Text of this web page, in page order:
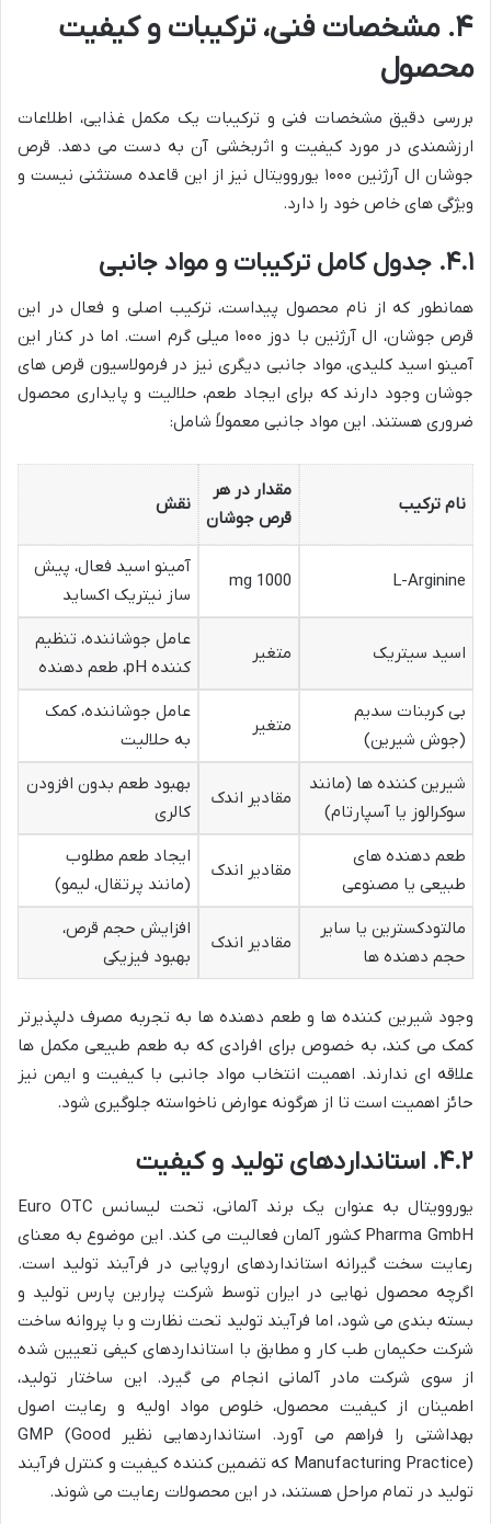
۴. مشخصات فنی، ترکیبات و کیفیت
محصول
بررسی دقیق مشخصات فنی و ترکیبات یک مکمل غذایی، اطلاعات
ارزشمندی در مورد کیفیت و اثربخشی آن به دست می دهد. قرص
جوشان ال آرژنین ۱۰۰۰ یوروویتال نیز از این قاعده مستثنی نیست و
ویژگی های خاص خود را دارد.
۴.۱. جدول کامل ترکیبات و مواد جانبی
همانطور که از نام محصول پیداست، ترکیب اصلی و فعال در این
قرص جوشان، ال آرژنین با دوز ۱۰۰۰ میلی گرم است. اما در کنار این
آمینو اسید کلیدی، مواد جانبی دیگری نیز در فرمولاسیون قرص های
جوشان وجود دارند که برای ایجاد طعم، حلالیت و پایداری محصول
ضروری هستند. این مواد جانبی معمولاً شامل:
نام ترکیب
مقدار در هر
قرص جوشان
نقش
L-Arginine
1000 mg
آمینو اسید فعال، پیش
ساز نیتریک اکساید
اسید سیتریک متغیر
عامل جوشاننده، تنظیم
کننده pH، طعم دهنده
بی کربنات سدیم
(جوش شیرین)
متغیر
عامل جوشاننده، کمک
به حلالیت
شیرین کننده ها (مانند
سوکرالوز یا آسپارتام)
مقادیر اندک
بهبود طعم بدون افزودن
کالری
طعم دهنده های
طبیعی یا مصنوعی
مقادیر اندک
ایجاد طعم مطلوب
(مانند پرتقال، لیمو)
مالتودکسترین یا سایر
حجم دهنده ها
مقادیر اندک
افزایش حجم قرص،
بهبود فیزیکی
وجود شیرین کننده ها و طعم دهنده ها به تجربه مصرف دلپذیرتر
کمک می کند، به خصوص برای افرادی که به طعم طبیعی مکمل ها
علاقه ای ندارند. اهمیت انتخاب مواد جانبی با کیفیت و ایمن نیز
حائز اهمیت است تا از هرگونه عوارض ناخواسته جلوگیری شود.
۴.۲. استانداردهای تولید و کیفیت
یوروویتال به عنوان یک برند آلمانی، تحت لیسانس Euro OTC
Pharma GmbH کشور آلمان فعالیت می کند. این موضوع به معنای
رعایت سخت گیرانه استانداردهای اروپایی در فرآیند تولید است.
اگرچه محصول نهایی در ایران توسط شرکت پرارین پارس تولید و
بسته بندی می شود، اما فرآیند تولید تحت نظارت و با پروانه ساخت
شرکت حکیمان طب کار و مطابق با استانداردهای کیفی تعیین شده
از سوی شرکت مادر آلمانی انجام می گیرد. این ساختار تولید،
اطمینان از کیفیت محصول، خلوص مواد اولیه و رعایت اصول
بهداشتی را فراهم می آورد. استانداردهایی نظیر GMP (Good
Manufacturing Practice) که تضمین کننده کیفیت و کنترل فرآیند
تولید در تمام مراحل هستند، در این محصولات رعایت می شوند.